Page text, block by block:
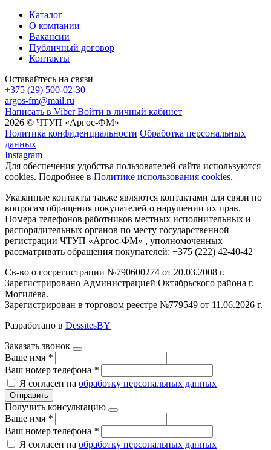
Каталог
О компании
Вакансии
Публичный договор
Контакты
Оставайтесь на связи
+375 (29) 500-02-30
argos-fm@mail.ru
Написать в Viber Войти в личный кабинет
2026 © ЧТУП «Аргос-ФМ»
Политика конфиденциальности Обработка персональных
данных
Instagram
Для обеспечения удобства пользователей сайта используются
cookies. Подробнее в Политике использования cookies.
Указанные контакты также являются контактами для связи по
вопросам обращения покупателей о нарушении их прав.
Номера телефонов работников местных исполнительных и
распорядительных органов по месту государственной
регистрации ЧТУП «Аргос-ФМ» , уполномоченных
рассматривать обращения покупателей: +375 (222) 42-40-42
Св-во о госрегистрации №790600274 от 20.03.2008 г.
Зарегистрировано Администрацией Октябрьского района г.
Могилёва.
Зарегистрирован в торговом реестре №779549 от 11.06.2026 г.
Разработано в DessitesBY
Заказать звонок
Ваше имя *
Ваш номер телефона *
Я согласен на обработку персональных данных
Отправить
Получить консультацию
Ваше имя *
Ваш номер телефона *
Я согласен на обработку персональных данных